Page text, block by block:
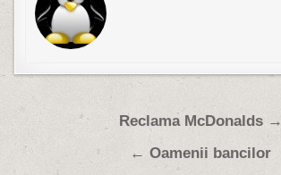
Post navigationReclama McDonalds →
← Oamenii bancilor